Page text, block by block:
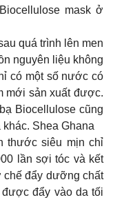
mask ở
quá trình lên men
nguyên liệu không
có một số nước có
mới sản xuất được.
Biocellulose cũng
Shea Ghana
thước siêu mịn chỉ
lần sợi tóc và kết
chế đẩy dưỡng chất
đẩy vào da tối